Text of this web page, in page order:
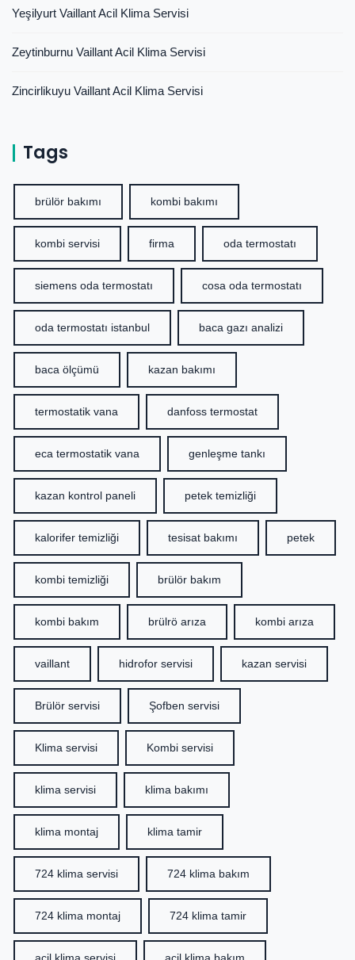
Yeşilyurt Vaillant Acil Klima Servisi
Zeytinburnu Vaillant Acil Klima Servisi
Zincirlikuyu Vaillant Acil Klima Servisi
Tags
brülör bakımı kombi bakımı
kombi servisi firma oda termostatı
siemens oda termostatı cosa oda termostatı
oda termostatı istanbul baca gazı analizi
baca ölçümü kazan bakımı
termostatik vana danfoss termostat
eca termostatik vana genleşme tankı
kazan kontrol paneli petek temizliği
kalorifer temizliği tesisat bakımı petek
kombi temizliği brülör bakım
kombi bakım brülrö arıza kombi arıza
vaillant hidrofor servisi kazan servisi
Brülör servisi Şofben servisi
Klima servisi Kombi servisi
klima servisi klima bakımı
klima montaj klima tamir
724 klima servisi 724 klima bakım
724 klima montaj 724 klima tamir